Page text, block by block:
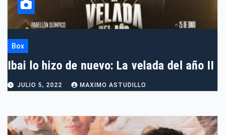
Box
Ibai lo hizo de nuevo: La velada del año II
JULIO 5, 2022 MAXIMO ASTUDILLO